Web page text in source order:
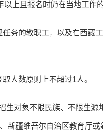
上且报名时仍在当地工作
务的教职工，以及在西藏
人数原则上不超过1人。
生对象不限民族、不限生
新疆维吾尔自治区教育厅